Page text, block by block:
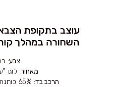
עוצב בתקופת
השחורה במהלך
צבע:
מאחור: לוגו
הרכב בד: 65% כותנה, 35% פוליאסטר